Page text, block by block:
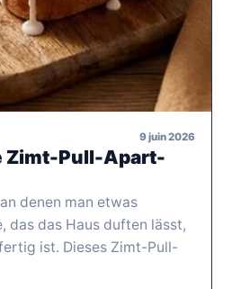
9 juin 2026
Zimt-Pull-Apart-
denen man etwas
das das Haus duften lässt,
ist. Dieses Zimt-Pull-